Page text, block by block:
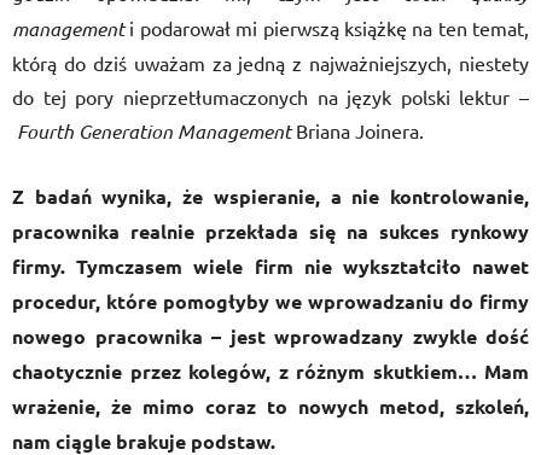
managementi podarował mi pierwszą książkę na ten temat,
którą do dziś uważam za jedną z najważniejszych, niestety
do tej pory nieprzetłumaczonych na język polski lektur –
Fourth Generation ManagementBriana Joinera.
Z badań wynika, że wspieranie, a nie kontrolowanie,
pracownika realnie przekłada się na sukces rynkowy
firmy. Tymczasem wiele firm nie wykształciło nawet
procedur, które pomogłyby we wprowadzaniu do firmy
nowego pracownika – jest wprowadzany zwykle dość
chaotycznie przez kolegów, z różnym skutkiem… Mam
wrażenie, że mimo coraz to nowych metod, szkoleń,
nam ciągle brakuje podstaw.